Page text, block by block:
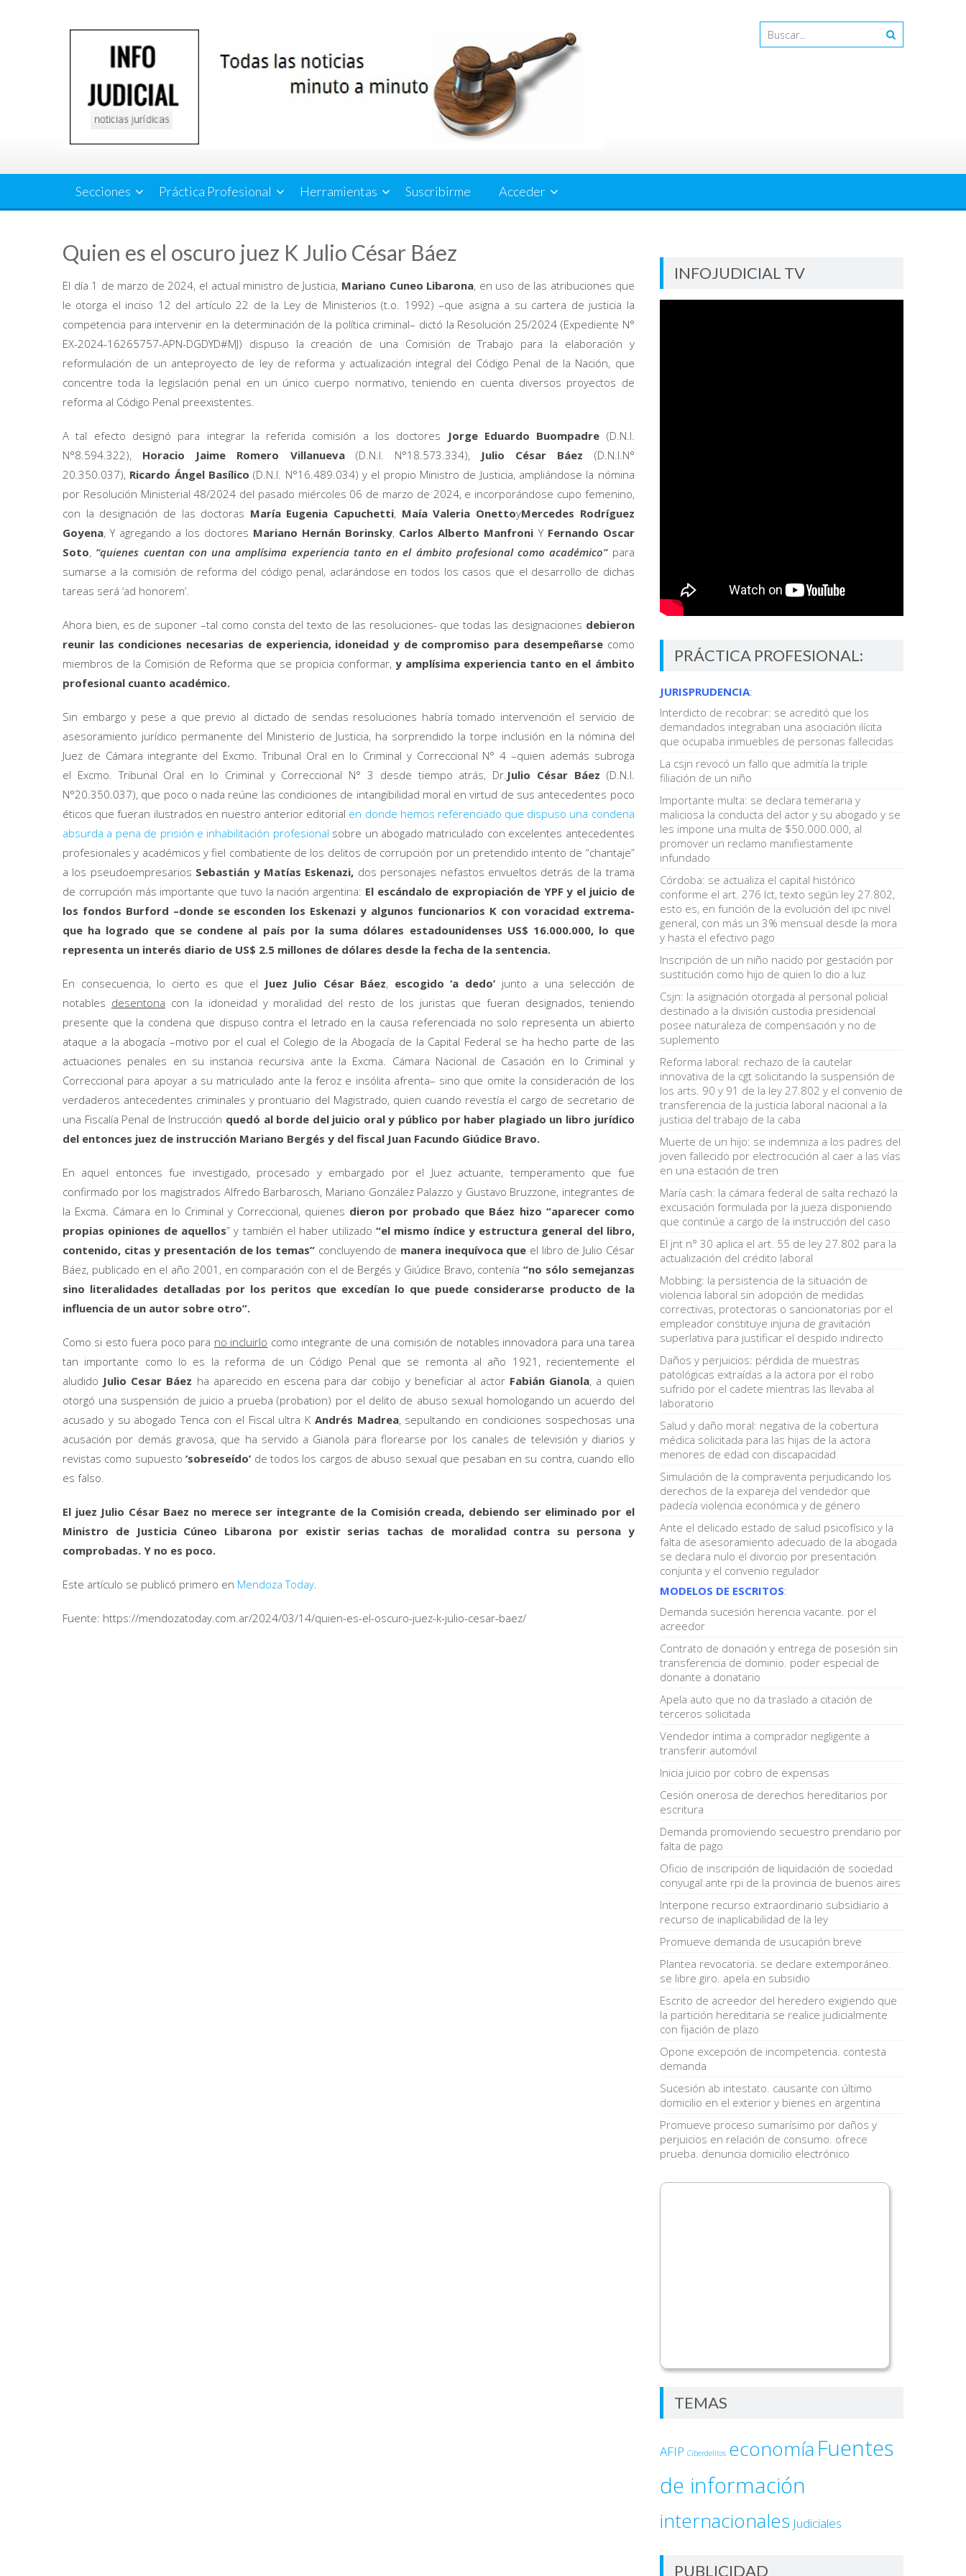
Secciones Práctica Profesional Herramientas Suscribirme Acceder
Quien es el oscuro juez K Julio César Báez
El día 1 de marzo de 2024, el actual ministro de Justicia, Mariano Cuneo Libarona, en uso de las atribuciones que
le otorga el inciso 12 del artículo 22 de la Ley de Ministerios (t.o. 1992) –que asigna a su cartera de justicia la
competencia para intervenir en la determinación de la política criminal– dictó la Resolución 25/2024 (Expediente N°
EX-2024-16265757-APN-DGDYD#MJ) dispuso la creación de una Comisión de Trabajo para la elaboración y
reformulación de un anteproyecto de ley de reforma y actualización integral del Código Penal de la Nación, que
concentre toda la legislación penal en un único cuerpo normativo, teniendo en cuenta diversos proyectos de
reforma al Código Penal preexistentes.
A tal efecto designó para integrar la referida comisión a los doctores Jorge Eduardo Buompadre (D.N.I.
N°8.594.322), Horacio Jaime Romero Villanueva(D.N.I. N°18.573.334), Julio César Báez (D.N.I.N°
20.350.037), Ricardo Ángel Basílico(D.N.I. N°16.489.034) y el propio Ministro de Justicia, ampliándose la nómina
por Resolución Ministerial 48/2024 del pasado miércoles 06 de marzo de 2024, e incorporándose cupo femenino,
con la designación de las doctoras María Eugenia Capuchetti, Maía Valeria OnettoyMercedes Rodríguez
Goyena, Y agregando a los doctores Mariano Hernán Borinsky, Carlos Alberto Manfroni Y Fernando Oscar
Soto, “quienes cuentan con una amplísima experiencia tanto en el ámbito profesional como académico”para
sumarse a la comisión de reforma del código penal, aclarándose en todos los casos que el desarrollo de dichas
tareas será ‘ad honorem’.
Ahora bien, es de suponer –tal como consta del texto de las resoluciones- que todas las designaciones debieron
reunir las condiciones necesarias de experiencia, idoneidad y de compromiso para desempeñarsecomo
miembros de la Comisión de Reforma que se propicia conformar, y amplísima experiencia tanto en el ámbito
profesional cuanto académico.
Sin embargo y pese a que previo al dictado de sendas resoluciones habría tomado intervención el servicio de
asesoramiento jurídico permanente del Ministerio de Justicia, ha sorprendido la torpe inclusión en la nómina del
Juez de Cámara integrante del Excmo. Tribunal Oral en lo Criminal y Correccional N° 4 –quien además subroga
el Excmo. Tribunal Oral en lo Criminal y Correccional N° 3 desde tiempo atrás, Dr.Julio César Báez (D.N.I.
N°20.350.037), que poco o nada reúne las condiciones de intangibilidad moral en virtud de sus antecedentes poco
éticos que fueran ilustrados en nuestro anterior editorial en donde hemos referenciado que dispuso una condena
absurda a pena de prisión e inhabilitación profesional sobre un abogado matriculado con excelentes antecedentes
profesionales y académicos y fiel combatiente de los delitos de corrupción por un pretendido intento de “chantaje”
a los pseudoempresarios Sebastián y Matías Eskenazi, dos personajes nefastos envueltos detrás de la trama
de corrupción más importante que tuvo la nación argentina: El escándalo de expropiación de YPF y el juicio de
los fondos Burford –donde se esconden los Eskenazi y algunos funcionarios K con voracidad extrema-
que ha logrado que se condene al país por la suma dólares estadounidenses US$ 16.000.000, lo que
representa un interés diario de US$ 2.5 millones de dólares desde la fecha de la sentencia.
En consecuencia, lo cierto es que el Juez Julio César Báez, escogido ‘a dedo’junto a una selección de
notables desentona con la idoneidad y moralidad del resto de los juristas que fueran designados, teniendo
presente que la condena que dispuso contra el letrado en la causa referenciada no solo representa un abierto
ataque a la abogacía –motivo por el cual el Colegio de la Abogacía de la Capital Federal se ha hecho parte de las
actuaciones penales en su instancia recursiva ante la Excma. Cámara Nacional de Casación en lo Criminal y
Correccional para apoyar a su matriculado ante la feroz e insólita afrenta– sino que omite la consideración de los
verdaderos antecedentes criminales y prontuario del Magistrado, quien cuando revestía el cargo de secretario de
una Fiscalía Penal de Instrucción quedó al borde del juicio oral y público por haber plagiado un libro jurídico
del entonces juez de instrucción Mariano Bergés y del fiscal Juan Facundo Giúdice Bravo.
En aquel entonces fue investigado, procesado y embargado por el Juez actuante, temperamento que fue
confirmado por los magistrados Alfredo Barbarosch, Mariano González Palazzo y Gustavo Bruzzone, integrantes de
la Excma. Cámara en lo Criminal y Correccional, quienes dieron por probado que Báez hizo “aparecer como
propias opiniones de aquellos” y también el haber utilizado “el mismo índice y estructura general del libro,
contenido, citas y presentación de los temas” concluyendo de manera inequívoca que el libro de Julio César
Báez, publicado en el año 2001, en comparación con el de Bergés y Giúdice Bravo, contenía“no sólo semejanzas
sino literalidades detalladas por los peritos que excedían lo que puede considerarse producto de la
influencia de un autor sobre otro”.
Como si esto fuera poco para no incluirlo como integrante de una comisión de notables innovadora para una tarea
tan importante como lo es la reforma de un Código Penal que se remonta al año 1921, recientemente el
aludido Julio Cesar Báez ha aparecido en escena para dar cobijo y beneficiar al actor Fabián Gianola, a quien
otorgó una suspensión de juicio a prueba (probation) por el delito de abuso sexual homologando un acuerdo del
acusado y su abogado Tenca con el Fiscal ultra K Andrés Madrea, sepultando en condiciones sospechosas una
acusación por demás gravosa, que ha servido a Gianola para florearse por los canales de televisión y diarios y
revistas como supuesto‘sobreseído’ de todos los cargos de abuso sexual que pesaban en su contra, cuando ello
es falso.
El juez Julio César Baez no merece ser integrante de la Comisión creada, debiendo ser eliminado por el
Ministro de Justicia Cúneo Libarona por existir serias tachas de moralidad contra su persona y
comprobadas. Y no es poco.
Este artículo se publicó primero en Mendoza Today.
Fuente: https://mendozatoday.com.ar/2024/03/14/quien-es-el-oscuro-juez-k-julio-cesar-baez/
INFOJUDICIAL TV
PRÁCTICA PROFESIONAL:
JURISPRUDENCIA:
Interdicto de recobrar: se acreditó que los
demandados integraban una asociación ilícita
que ocupaba inmuebles de personas fallecidas
La csjn revocó un fallo que admitía la triple
filiación de un niño
Importante multa: se declara temeraria y
maliciosa la conducta del actor y su abogado y se
les impone una multa de $50.000.000, al
promover un reclamo manifiestamente
infundado
Córdoba: se actualiza el capital histórico
conforme el art. 276 lct, texto según ley 27.802,
esto es, en función de la evolución del ipc nivel
general, con más un 3% mensual desde la mora
y hasta el efectivo pago
Inscripción de un niño nacido por gestación por
sustitución como hijo de quien lo dio a luz
Csjn: la asignación otorgada al personal policial
destinado a la división custodia presidencial
posee naturaleza de compensación y no de
suplemento
Reforma laboral: rechazo de la cautelar
innovativa de la cgt solicitando la suspensión de
los arts. 90 y 91 de la ley 27.802 y el convenio de
transferencia de la justicia laboral nacional a la
justicia del trabajo de la caba
Muerte de un hijo: se indemniza a los padres del
joven fallecido por electrocución al caer a las vías
en una estación de tren
María cash: la cámara federal de salta rechazó la
excusación formulada por la jueza disponiendo
que continúe a cargo de la instrucción del caso
El jnt n° 30 aplica el art. 55 de ley 27.802 para la
actualización del crédito laboral
Mobbing: la persistencia de la situación de
violencia laboral sin adopción de medidas
correctivas, protectoras o sancionatorias por el
empleador constituye injuria de gravitación
superlativa para justificar el despido indirecto
Daños y perjuicios: pérdida de muestras
patológicas extraídas a la actora por el robo
sufrido por el cadete mientras las llevaba al
laboratorio
Salud y daño moral: negativa de la cobertura
médica solicitada para las hijas de la actora
menores de edad con discapacidad
Simulación de la compraventa perjudicando los
derechos de la expareja del vendedor que
padecía violencia económica y de género
Ante el delicado estado de salud psicofísico y la
falta de asesoramiento adecuado de la abogada
se declara nulo el divorcio por presentación
conjunta y el convenio regulador
MODELOS DE ESCRITOS:
Demanda sucesión herencia vacante. por el
acreedor
Contrato de donación y entrega de posesión sin
transferencia de dominio. poder especial de
donante a donatario
Apela auto que no da traslado a citación de
terceros solicitada
Vendedor intima a comprador negligente a
transferir automóvil
Inicia juicio por cobro de expensas
Cesión onerosa de derechos hereditarios por
escritura
Demanda promoviendo secuestro prendario por
falta de pago
Oficio de inscripción de liquidación de sociedad
conyugal ante rpi de la provincia de buenos aires
Interpone recurso extraordinario subsidiario a
recurso de inaplicabilidad de la ley
Promueve demanda de usucapión breve
Plantea revocatoria. se declare extemporáneo.
se libre giro. apela en subsidio
Escrito de acreedor del heredero exigiendo que
la partición hereditaria se realice judicialmente
con fijación de plazo
Opone excepción de incompetencia. contesta
demanda
Sucesión ab intestato. causante con último
domicilio en el exterior y bienes en argentina
Promueve proceso sumarísimo por daños y
perjuicios en relación de consumo. ofrece
prueba. denuncia domicilio electrónico
TEMAS
AFIP Ciberdelitos economía Fuentes
de información
internacionales Judiciales
PUBLICIDAD